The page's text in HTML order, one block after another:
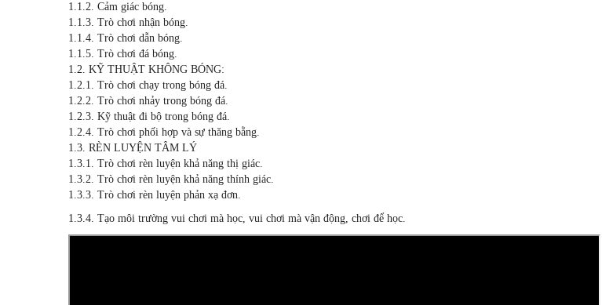
1.1.2. Cảm giác bóng.
1.1.3. Trò chơi nhận bóng.
1.1.4. Trò chơi dẫn bóng.
1.1.5. Trò chơi đá bóng.
1.2. KỸ THUẬT KHÔNG BÓNG:
1.2.1. Trò chơi chạy trong bóng đá.
1.2.2. Trò chơi nhảy trong bóng đá.
1.2.3. Kỹ thuật đi bộ trong bóng đá.
1.2.4. Trò chơi phối hợp và sự thăng bằng.
1.3. RÈN LUYỆN TÂM LÝ
1.3.1. Trò chơi rèn luyện khả năng thị giác.
1.3.2. Trò chơi rèn luyện khả năng thính giác.
1.3.3. Trò chơi rèn luyện phản xạ đơn.
1.3.4. Tạo môi trường vui chơi mà học, vui chơi mà vận động, chơi để học.